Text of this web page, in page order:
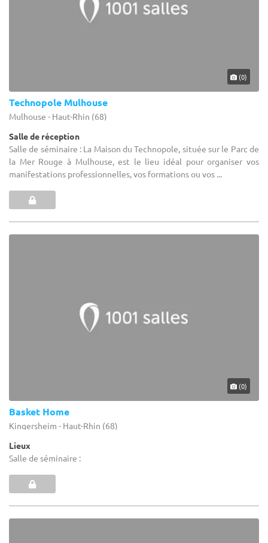
(0)
Technopole Mulhouse
Mulhouse - Haut-Rhin (68)
Salle de réception
Salle de séminaire : La Maison du Technopole, située sur le Parc de
la Mer Rouge à Mulhouse, est le lieu idéal pour organiser vos
manifestations professionnelles, vos formations ou vos ...
(0)
Basket Home
Kingersheim - Haut-Rhin (68)
Lieux
Salle de séminaire :